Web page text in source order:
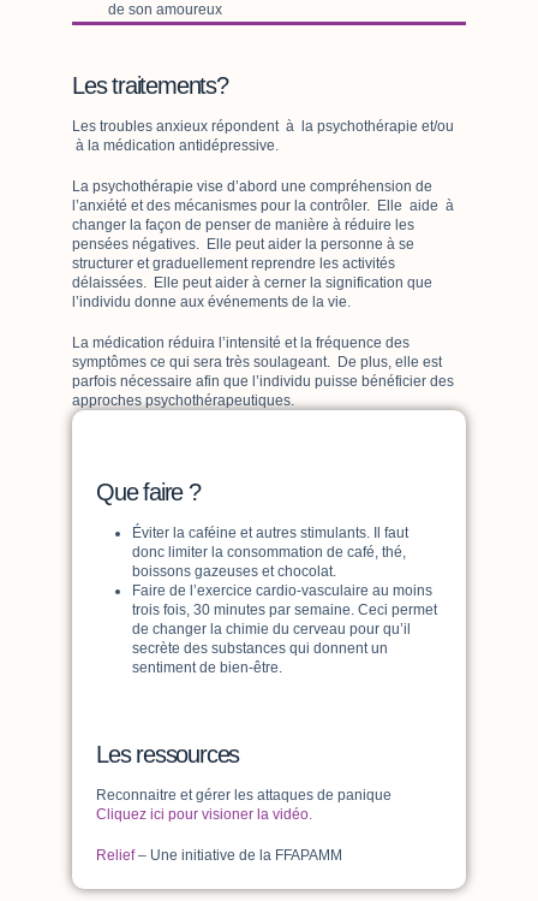
de son amoureux
Les traitements?
Les troubles anxieux répondent à la psychothérapie et/ou
à la médication antidépressive.
La psychothérapie vise d’abord une compréhension de
l’anxiété et des mécanismes pour la contrôler. Elle aide à
changer la façon de penser de manière à réduire les
pensées négatives. Elle peut aider la personne à se
structurer et graduellement reprendre les activités
délaissées. Elle peut aider à cerner la signification que
l’individu donne aux événements de la vie.
La médication réduira l’intensité et la fréquence des
symptômes ce qui sera très soulageant. De plus, elle est
parfois nécessaire afin que l’individu puisse bénéficier des
approches psychothérapeutiques.
Que faire ?
Éviter la caféine et autres stimulants. Il faut
donc limiter la consommation de café, thé,
boissons gazeuses et chocolat.
Faire de l’exercice cardio-vasculaire au moins
trois fois, 30 minutes par semaine. Ceci permet
de changer la chimie du cerveau pour qu’il
secrète des substances qui donnent un
sentiment de bien-être.
Les ressources
Reconnaitre et gérer les attaques de panique
Cliquez ici pour visioner la vidéo.
Relief– Une initiative de la FFAPAMM